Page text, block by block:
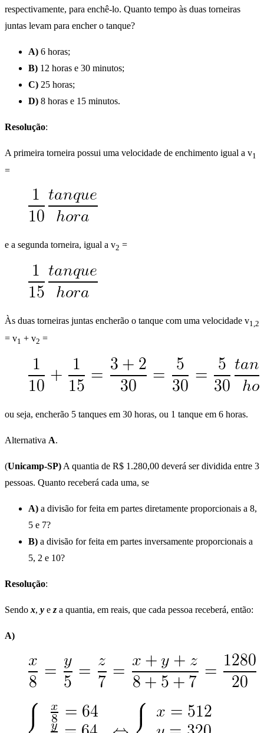
respectivamente, para enchê-lo. Quanto tempo às duas torneiras
juntas levam para encher o tanque?
A) 6 horas;
B) 12 horas e 30 minutos;
C) 25 horas;
D) 8 horas e 15 minutos.
Resolução:
A primeira torneira possui uma velocidade de enchimento igual a v1
=
e a segunda torneira, igual a v2 =
Às duas torneiras juntas encherão o tanque com uma velocidade v1,2
= v1 + v2 =
ou seja, encherão 5 tanques em 30 horas, ou 1 tanque em 6 horas.
Alternativa A.
(Unicamp-SP) A quantia de R$ 1.280,00 deverá ser dividida entre 3
pessoas. Quanto receberá cada uma, se
A) a divisão for feita em partes diretamente proporcionais a 8,
5 e 7?
B) a divisão for feita em partes inversamente proporcionais a
5, 2 e 10?
Resolução:
Sendo x, y e z a quantia, em reais, que cada pessoa receberá, então:
A)